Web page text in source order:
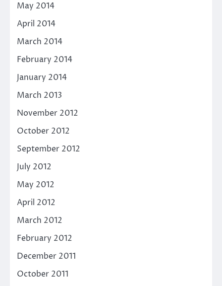
May 2014
April 2014
March 2014
February 2014
January 2014
March 2013
November 2012
October 2012
September 2012
July 2012
May 2012
April 2012
March 2012
February 2012
December 2011
October 2011